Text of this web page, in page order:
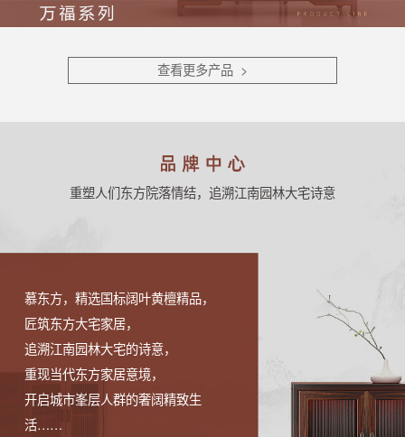
查看更多产品 >
重塑人们东方院落情结，追溯江南园林大宅诗意
慕东方，精选国标阔叶黄檀精品，
匠筑东方大宅家居，
追溯江南园林大宅的诗意，
重现当代东方家居意境，
开启城市峯层人群的奢阔精致生
活……